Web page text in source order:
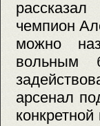
чемпион
можно
вольным
арсенал